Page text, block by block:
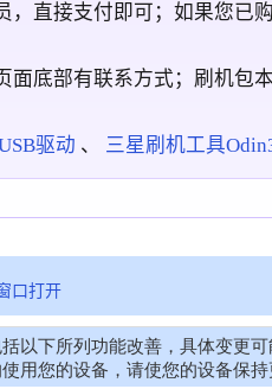
，直接支付即可；如果您已
面底部有联系方式；刷机包
驱动 、 三星刷机工具
口打开